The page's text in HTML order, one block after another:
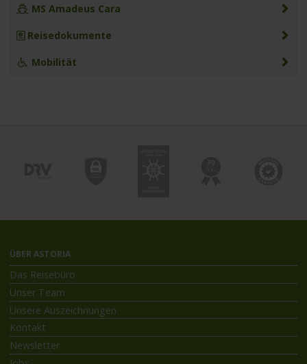
MS Amadeus Cara
Reisedokumente
Mobilität
ÜBER ASTORIA
Das Reisebüro
Unser Team
Unsere Auszeichnungen
Kontakt
Newsletter